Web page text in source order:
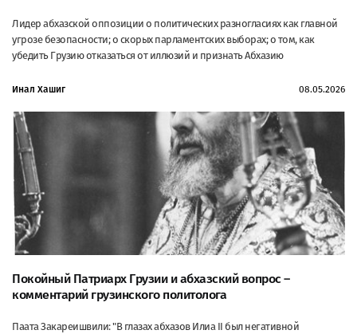
Лидер абхазской оппозиции о политических разногласиях как главной
угрозе безопасности; о скорых парламентских выборах; о том, как
убедить Грузию отказаться от иллюзий и признать Абхазию
Инал Хашиг 08.05.2026
Покойный Патриарх Грузии и абхазский вопрос –
комментарий грузинского политолога
Паата Закареишвили: "В глазах абхазов Илиа II был негативной